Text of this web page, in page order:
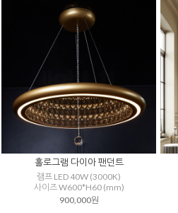
홀로그램 다이아 팬던트
램프 LED 40W (3000K)
사이즈 W600*H60 (mm)
900,000원